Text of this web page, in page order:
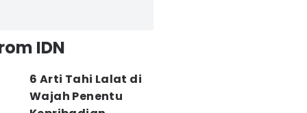
IDN
6 Arti Tahi Lalat di
Wajah Penentu